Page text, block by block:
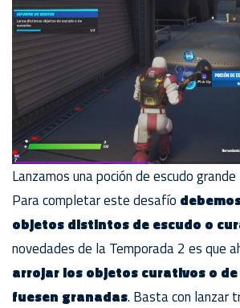
Lanzamos una poción de escudo grande
Para completar este desafío
objetos distintos de escudo o
novedades de la Temporada 2 es que
arrojar los objetos curativos o de
fuesen granadas. Basta con lanzar